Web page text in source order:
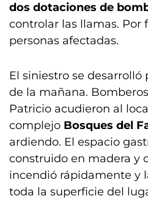
dos dotaciones de
controlar las llamas. Por
personas afectadas.
El siniestro se desarrolló
de la mañana.
Patricio acudieron al
complejo Bosques del
ardiendo. El espacio
construido en madera y
incendió rápidamente y
toda la superficie del